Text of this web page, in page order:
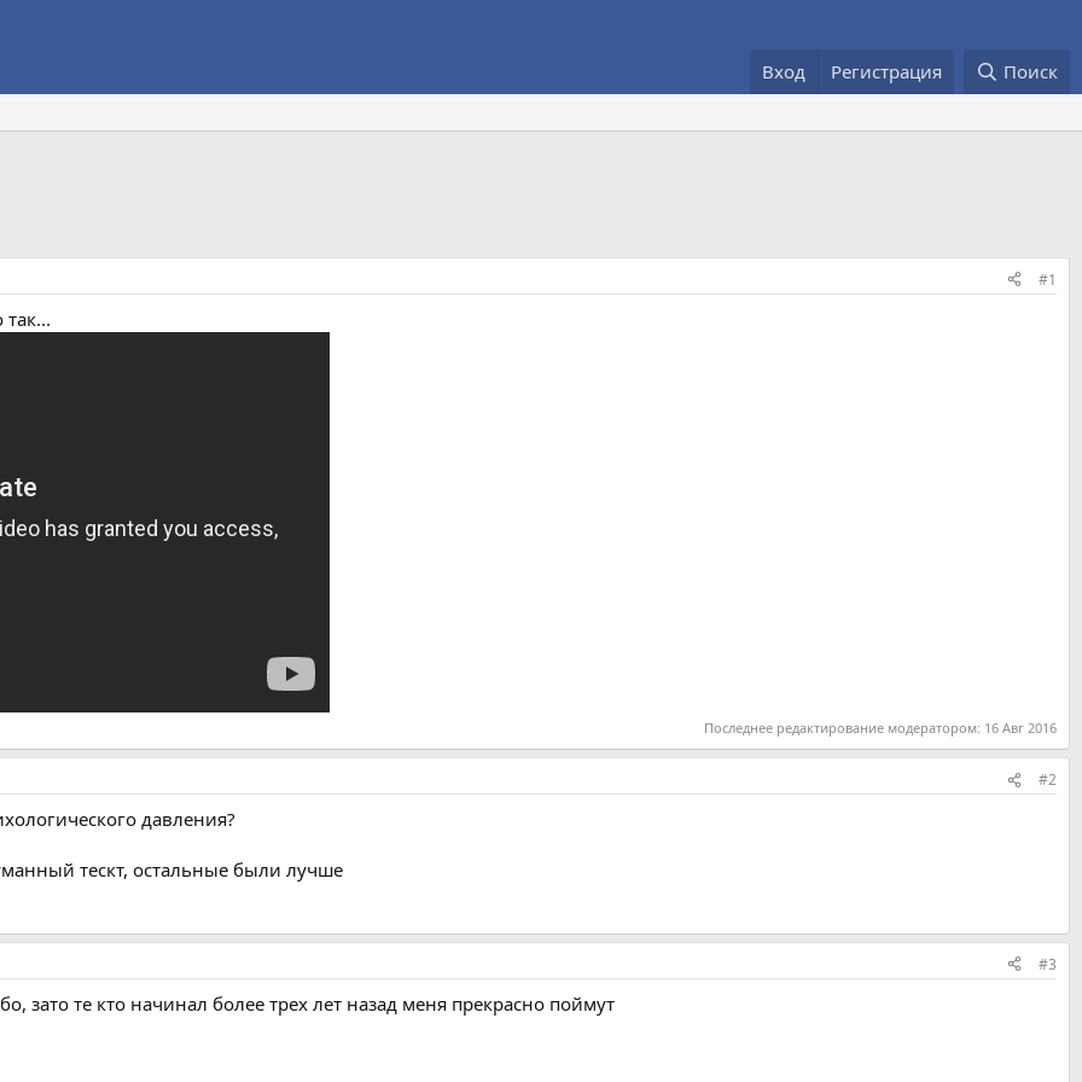
Вход Регистрация Поиск
#1
Последнее редактирование модератором: 16 Авг 2016
#2
давления?
тескт, остальные были лучше
#3
зато те кто начинал более трех лет назад меня прекрасно поймут